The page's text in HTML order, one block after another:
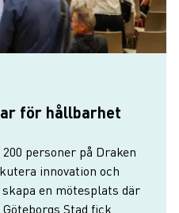
för hållbarhet
personer på Draken
innovation och
en mötesplats där
Stad fick